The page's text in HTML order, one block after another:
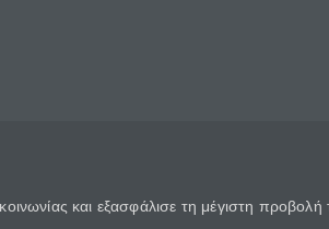
και εξασφάλισε τη μέγιστη προβολή